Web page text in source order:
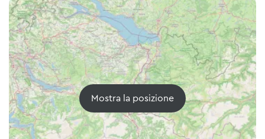
Mostra la posizione